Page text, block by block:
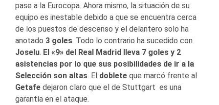
pase a la Eurocopa. Ahora mismo, la situación de su
equipo es inestable debido a que se encuentra cerca
de los puestos de descenso y el delantero solo ha
anotado 3 goles. Todo lo contrario ha sucedido con
Joselu. El «9» del Real Madrid lleva 7 goles y 2
asistencias por lo que sus posibilidades de ir a la
Selección son altas. El doblete que marcó frente al
Getafe dejaron claro que el de Stuttgart es una
garantía en el ataque.